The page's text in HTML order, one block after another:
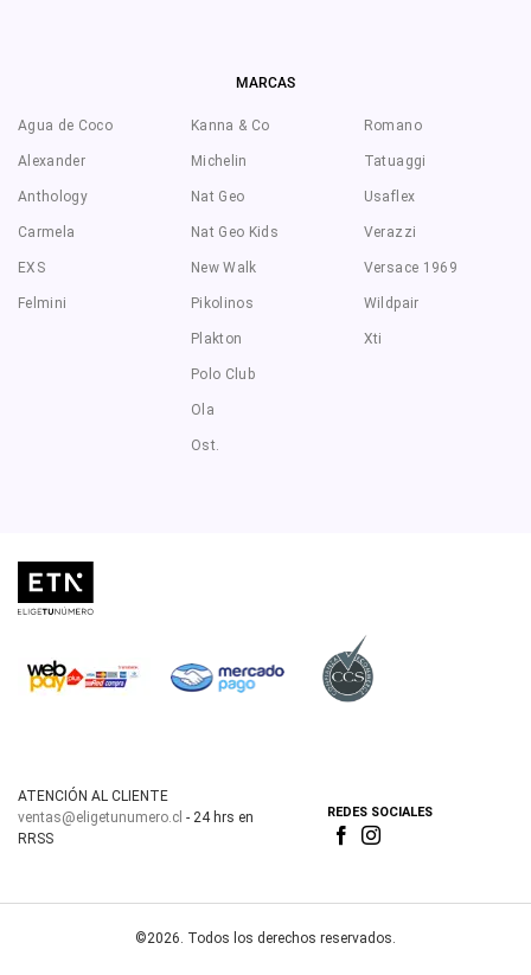
MARCAS
Agua de Coco
Alexander
Anthology
Carmela
EXS
Felmini
Kanna & Co
Michelin
Nat Geo
Nat Geo Kids
New Walk
Pikolinos
Plakton
Polo Club
Ola
Ost.
Romano
Tatuaggi
Usaflex
Verazzi
Versace 1969
Wildpair
Xti
ATENCIÓN AL CLIENTE
ventas@eligetunumero.cl - 24 hrs en
RRSS
REDES SOCIALES
©2026. Todos los derechos reservados.